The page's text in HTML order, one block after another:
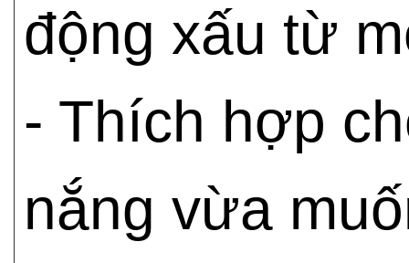
động xấu từ
- Thích hợp
nắng vừa